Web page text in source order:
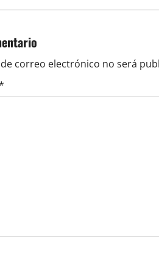
correo electrónico no será